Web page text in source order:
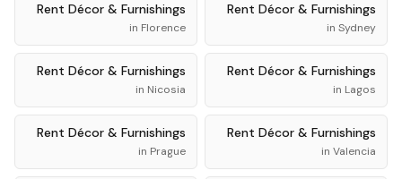
Rent Décor & Furnishings
in Sydney
Rent Décor & Furnishings
in Florence
Rent Décor & Furnishings
in Lagos
Rent Décor & Furnishings
in Nicosia
Rent Décor & Furnishings
in Valencia
Rent Décor & Furnishings
in Prague